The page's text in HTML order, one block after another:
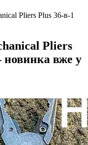
Pliers Plus 36-в-1
Pliers
вже у